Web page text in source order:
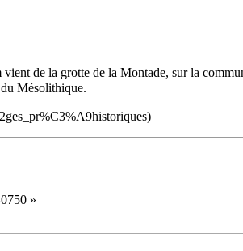
vient de la grotte de la Montade, sur la
Mésolithique.
)
»